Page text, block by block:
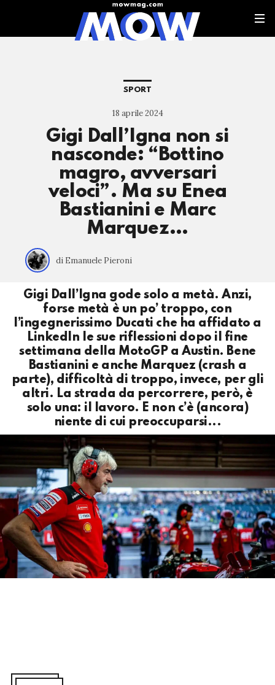
SPORT
18 aprile 2024
Gigi Dall’Igna non si
nasconde: “Bottino
magro, avversari
veloci”. Ma su Enea
Bastianini e Marc
Marquez…
di Emanuele Pieroni
Gigi Dall’Igna gode solo a metà. Anzi,
forse metà è un po’ troppo, con
l’ingegnerissimo Ducati che ha affidato a
LinkedIn le sue riflessioni dopo il fine
settimana della MotoGP a Austin. Bene
Bastianini e anche Marquez (crash a
parte), difficoltà di troppo, invece, per gli
altri. La strada da percorrere, però, è
solo una: il lavoro. E non c’è (ancora)
niente di cui preoccuparsi...